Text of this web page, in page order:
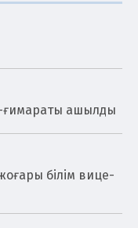
ғимараты ашылды
білім вице-